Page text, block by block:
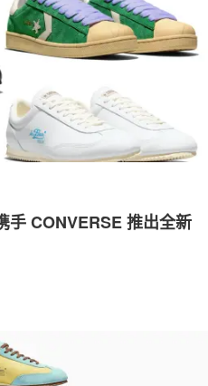
CONVERSE 推出全新